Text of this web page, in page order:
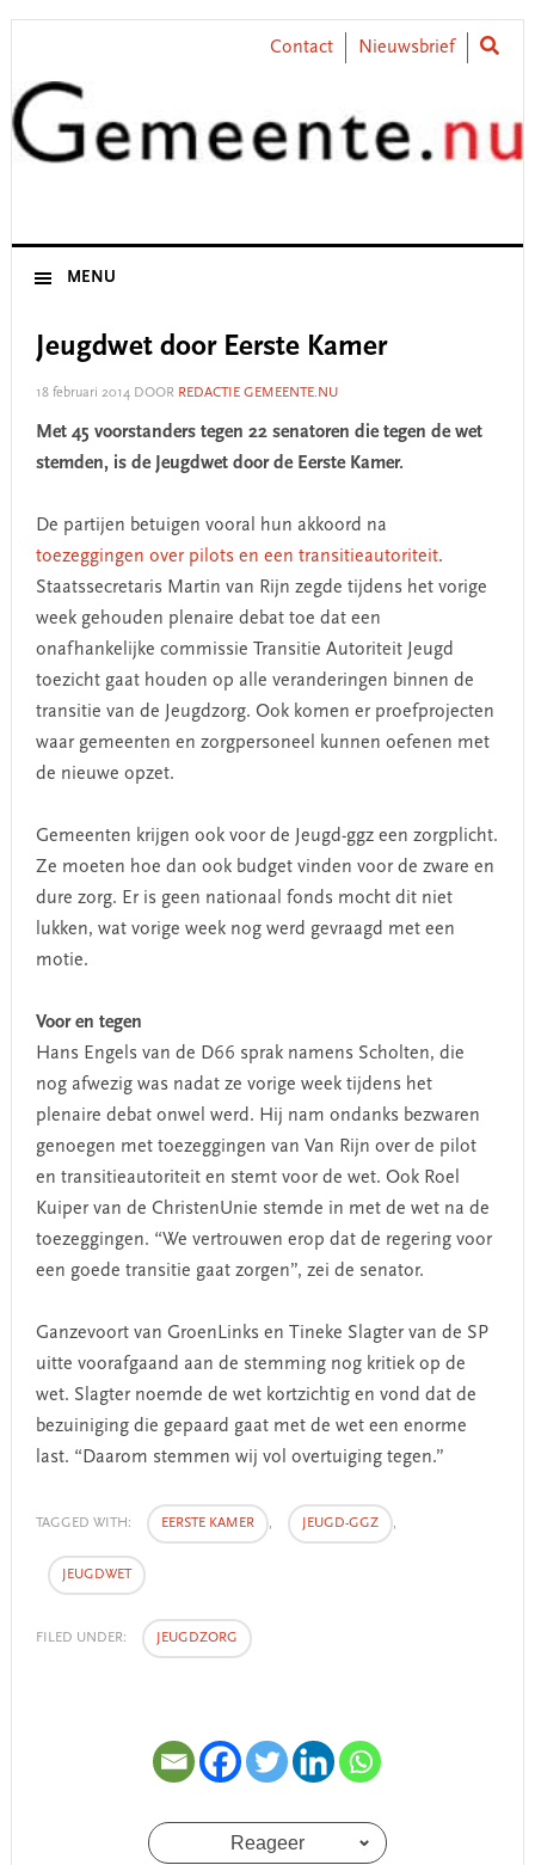
Skip
primary
navigation
Skip
content
Skip
primary
sidebar
Skip
footer
Contact Nieuwsbrief
MENU
Jeugdwet door Eerste Kamer
18 februari 2014DOOR REDACTIE GEMEENTE.NU
Met 45 voorstanders tegen 22 senatoren die tegen de wet
stemden, is de Jeugdwet door de Eerste Kamer.
De partijen betuigen vooral hun akkoord na
toezeggingen over pilots en een transitieautoriteit.
Staatssecretaris Martin van Rijn zegde tijdens het vorige
week gehouden plenaire debat toe dat een
onafhankelijke commissie Transitie Autoriteit Jeugd
toezicht gaat houden op alle veranderingen binnen de
transitie van de Jeugdzorg. Ook komen er proefprojecten
waar gemeenten en zorgpersoneel kunnen oefenen met
de nieuwe opzet.
Gemeenten krijgen ook voor de Jeugd-ggz een zorgplicht.
Ze moeten hoe dan ook budget vinden voor de zware en
dure zorg. Er is geen nationaal fonds mocht dit niet
lukken, wat vorige week nog werd gevraagd met een
motie.
Voor en tegen
Hans Engels van de D66 sprak namens Scholten, die
nog afwezig was nadat ze vorige week tijdens het
plenaire debat onwel werd. Hij nam ondanks bezwaren
genoegen met toezeggingen van Van Rijn over de pilot
en transitieautoriteit en stemt voor de wet. Ook Roel
Kuiper van de ChristenUnie stemde in met de wet na de
toezeggingen. “We vertrouwen erop dat de regering voor
een goede transitie gaat zorgen”, zei de senator.
Ganzevoort van GroenLinks en Tineke Slagter van de SP
uitte voorafgaand aan de stemming nog kritiek op de
wet. Slagter noemde de wet kortzichtig en vond dat de
bezuiniging die gepaard gaat met de wet een enorme
last. “Daarom stemmen wij vol overtuiging tegen.”
TAGGED WITH: EERSTE KAMER , JEUGD-GGZ ,
JEUGDWET
FILED UNDER: JEUGDZORG
Reageer